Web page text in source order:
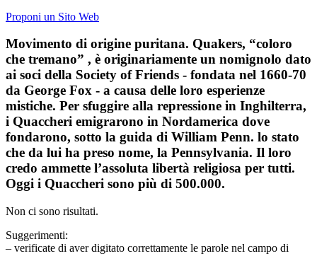
Proponi un Sito Web
Movimento di origine puritana. Quakers, “coloro
che tremano” , è originariamente un nomignolo dato
ai soci della Society of Friends - fondata nel 1660-70
da George Fox - a causa delle loro esperienze
mistiche. Per sfuggire alla repressione in Inghilterra,
i Quaccheri emigrarono in Nordamerica dove
fondarono, sotto la guida di William Penn. lo stato
che da lui ha preso nome, la Pennsylvania. Il loro
credo ammette l’assoluta libertà religiosa per tutti.
Oggi i Quaccheri sono più di 500.000.
Non ci sono risultati.
Suggerimenti:
– verificate di aver digitato correttamente le parole nel campo di